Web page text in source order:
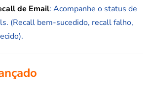
de Email: Acompanhe o status de
(Recall bem-sucedido, recall falho,